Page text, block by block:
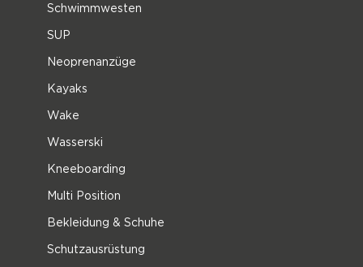
Schwimmwesten
SUP
Neoprenanzüge
Kayaks
Wake
Wasserski
Kneeboarding
Multi Position
Bekleidung & Schuhe
Schutzausrüstung